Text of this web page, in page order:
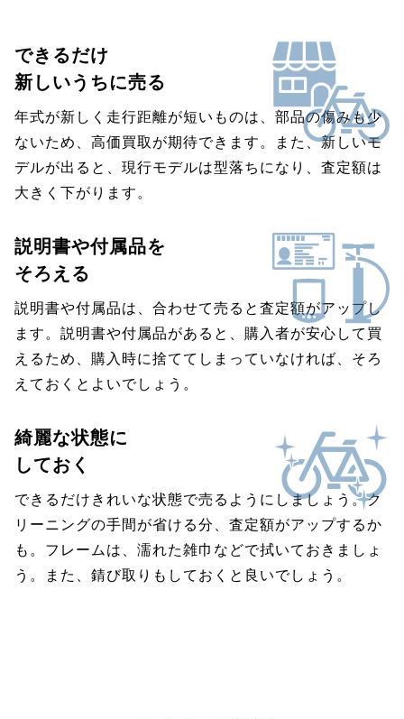
できるだけ
新しいうちに売る
年式が新しく走行距離が短いものは、部品の傷みも少
ないため、高価買取が期待できます。また、新しいモ
デルが出ると、現行モデルは型落ちになり、査定額は
大きく下がります。
説明書や付属品を
そろえる
説明書や付属品は、合わせて売ると査定額がアップし
ます。説明書や付属品があると、購入者が安心して買
えるため、購入時に捨ててしまっていなければ、そろ
えておくとよいでしょう。
綺麗な状態に
しておく
できるだけきれいな状態で売るようにしましょう。ク
リーニングの手間が省ける分、査定額がアップするか
も。フレームは、濡れた雑巾などで拭いておきましょ
う。また、錆び取りもしておくと良いでしょう。